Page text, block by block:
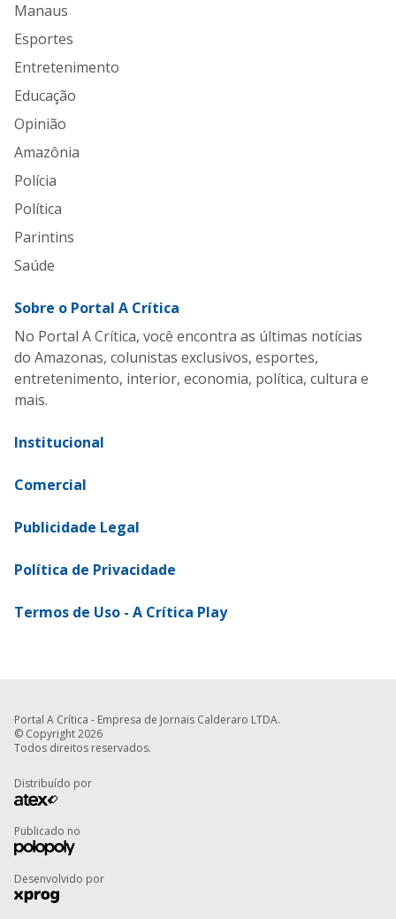
Manaus
Esportes
Entretenimento
Educação
Opinião
Amazônia
Polícia
Política
Parintins
Saúde
Sobre o Portal A Crítica
No Portal A Crítica, você encontra as últimas notícias
do Amazonas, colunistas exclusivos, esportes,
entretenimento, interior, economia, política, cultura e
mais.
Institucional
Comercial
Publicidade Legal
Política de Privacidade
Termos de Uso - A Crítica Play
Portal A Crítica - Empresa de Jornais Calderaro LTDA.
© Copyright 2026
Todos direitos reservados.
Distribuído por
Publicado no
Desenvolvido por